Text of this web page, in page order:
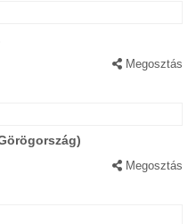
Megosztás
Megosztás